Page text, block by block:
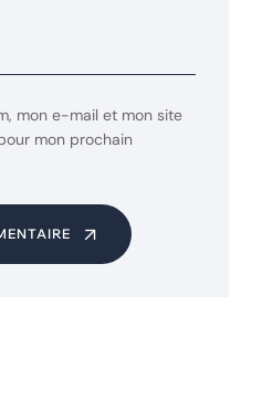
mon e-mail et mon site
mon prochain